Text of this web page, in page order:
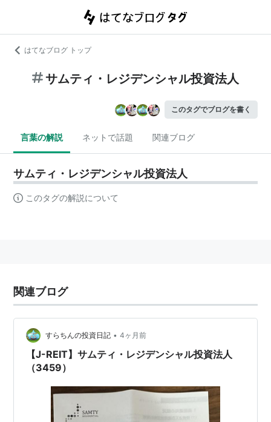
はてなブログ トップ
サムティ・レジデンシャル投資法人
このタグでブログを書く
言葉の解説 ネットで話題 関連ブログ
サムティ・レジデンシャル投資法人
このタグの解説について
関連ブログ
すらちんの投資日記 • 4ヶ月前
【J-REIT】サムティ・レジデンシャル投資法人
（3459）